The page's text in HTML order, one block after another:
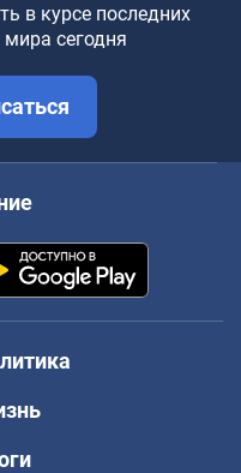
в курсе последних
сегодня